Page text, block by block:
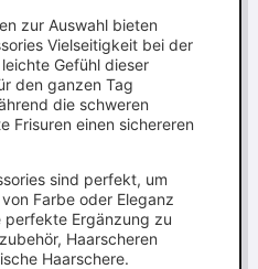
zur Auswahl bieten
Vielseitigkeit bei der
Gefühl dieser
den ganzen Tag
die schweren
Frisuren einen sichereren
sind perfekt, um
Farbe oder Eleganz
perfekte Ergänzung zu
Haarscheren
Haarschere.